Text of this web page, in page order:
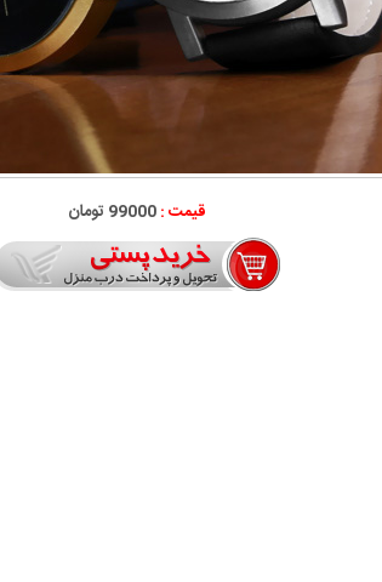
قیمت :99000 تومان